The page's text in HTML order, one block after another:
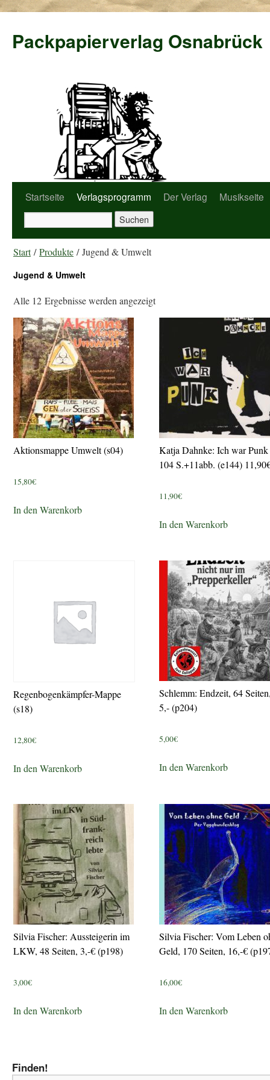
Packpapierverlag Osnabrück
Startseite Verlagsprogramm Der Verlag Musikseite
Start/Produkte / Jugend & Umwelt
Jugend & Umwelt
Alle 12 Ergebnisse werden angezeigt
Aktionsmappe Umwelt (s04)
15,80€
In den Warenkorb
Katja Dahnke: Ich war Punk
104 S.+11abb. (e144)
11,90€
In den Warenkorb
Regenbogenkämpfer-Mappe
(s18)
12,80€
In den Warenkorb
Schlemm: Endzeit, 64
5,- (p204)
5,00€
In den Warenkorb
Silvia Fischer: Aussteigerin im
LKW, 48 Seiten, 3,-€ (p198)
3,00€
In den Warenkorb
Silvia Fischer: Vom Leben
Geld, 170 Seiten, 16,-€
16,00€
In den Warenkorb
Finden!